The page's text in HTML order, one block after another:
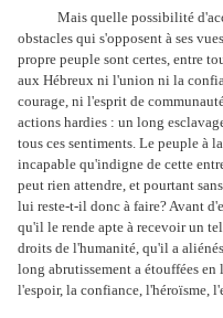
Mais quelle possibilité
obstacles qui s'opposent à ses
propre peuple sont certes, entre
aux Hébreux ni l'union ni la
courage, ni l'esprit de
actions hardies : un long
tous ces sentiments. Le peuple à
incapable qu'indigne de cette
peut rien attendre, et pourtant
lui reste-t-il donc à faire? Avant
qu'il le rende apte à recevoir un
droits de l'humanité, qu'il a
long abrutissement a étouffées
l'espoir, la confiance, l'héroïsme,